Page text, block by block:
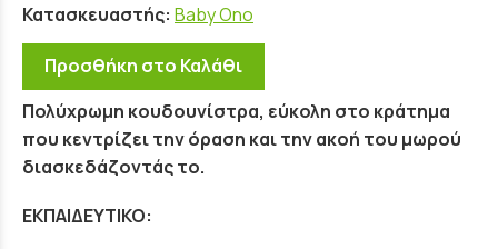
Κατασκευαστής: Baby Ono
Προσθήκη στο Καλάθι
Πολύχρωμη κουδουνίστρα, εύκολη στο κράτημα
που κεντρίζει την όραση και την ακοή του μωρού
διασκεδάζοντάς το.
ΕΚΠΑΙΔΕΥΤΙΚΟ: